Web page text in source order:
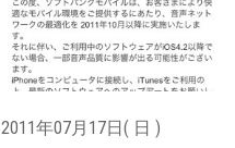
2011年07月17日( 日 )